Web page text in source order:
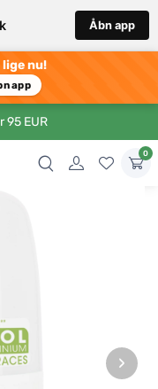
Åbn app
lige nu!
app
95 EUR
0
›